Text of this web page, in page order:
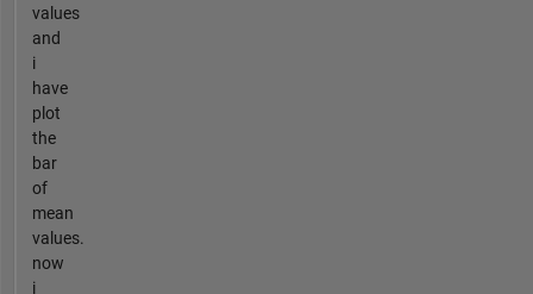
values
and
i
have
plot
the
bar
of
mean
values.
now
i